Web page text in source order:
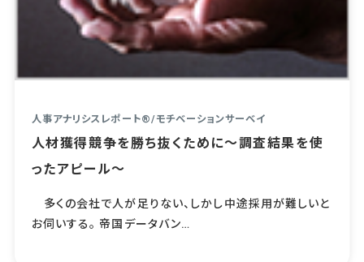
人事アナリシスレポート®/モチベーションサーベイ
人材獲得競争を勝ち抜くために～調査結果を使
ったアピール～
多くの会社で人が足りない、しかし中途採用が難しいと
お伺いする。 帝国データバン…